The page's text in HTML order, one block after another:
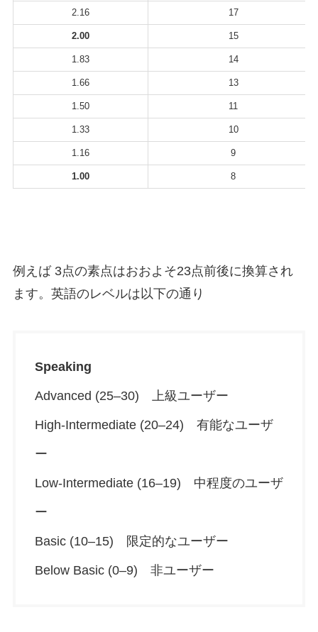
2.16 17
2.00 15
1.83 14
1.66 13
1.50 11
1.33 10
1.16 9
1.00 8
例えば 3点の素点はおおよそ23点前後に換算され
ます。英語のレベルは以下の通り
Speaking
Advanced (25–30) 上級ユーザー
High-Intermediate (20–24) 有能なユーザ
ー
Low-Intermediate (16–19) 中程度のユーザ
ー
Basic (10–15) 限定的なユーザー
Below Basic (0–9) 非ユーザー